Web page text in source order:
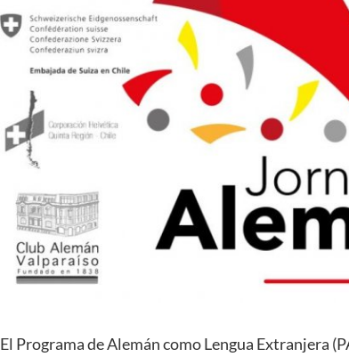
El Programa de Alemán como Lengua Extranjera